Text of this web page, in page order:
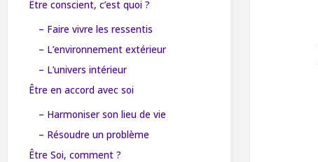
Être conscient, c’est quoi ?
– Faire vivre les ressentis
– L’environnement extérieur
– L’univers intérieur
Être en accord avec soi
– Harmoniser son lieu de vie
– Résoudre un problème
Être Soi, comment ?